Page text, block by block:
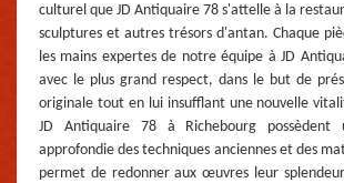
culturel que JD Antiquaire 78 s'attelle à la
sculptures et autres trésors d'antan. Chaque
les mains expertes de notre équipe à JD
avec le plus grand respect, dans le but de
originale tout en lui insufflant une nouvelle
JD Antiquaire 78 à Richebourg possèdent
approfondie des techniques anciennes et des
permet de redonner aux œuvres leur